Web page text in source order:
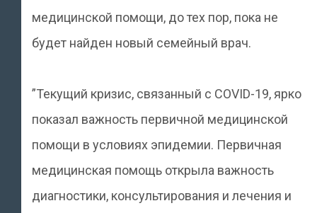
медицинской помощи, до тех пор, пока не
будет найден новый семейный врач.
”Текущий кризис, связанный с COVID-19, ярко
показал важность первичной медицинской
помощи в условиях эпидемии. Первичная
медицинская помощь открыла важность
диагностики, консультирования и лечения и